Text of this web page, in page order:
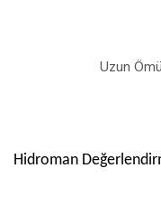
Uzun
Hidroman